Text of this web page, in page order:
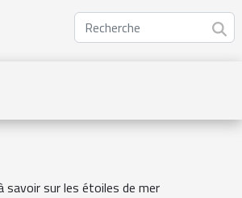
savoir sur les étoiles de mer